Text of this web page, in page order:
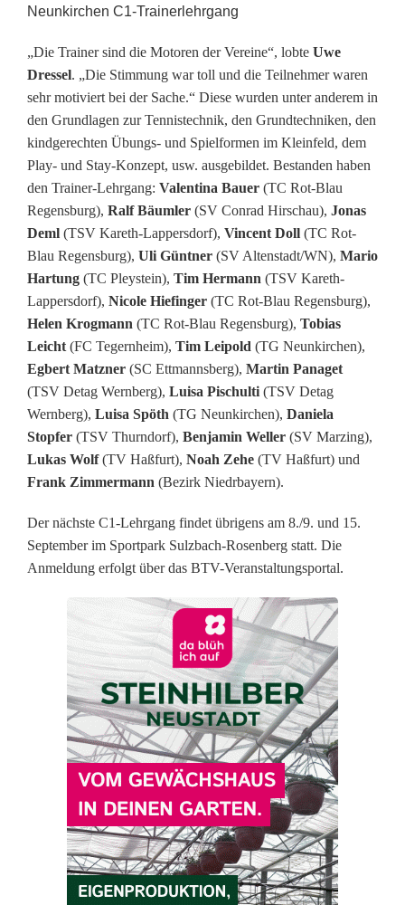
o
t
o
r
e
n
f
ü
r
d
i
e
T
e
n
i
„Die Trainer sind die Motoren der Vereine“, lobte Uwe
Dressel. „Die Stimmung war toll und die Teilnehmer waren
sehr motiviert bei der Sache.“ Diese wurden unter anderem in
den Grundlagen zur Tennistechnik, den Grundtechniken, den
kindgerechten Übungs- und Spielformen im Kleinfeld, dem
Play- und Stay-Konzept, usw. ausgebildet. Bestanden haben
den Trainer-Lehrgang: Valentina Bauer (TC Rot-Blau
Regensburg), Ralf Bäumler (SV Conrad Hirschau), Jonas
Deml (TSV Kareth-Lappersdorf), Vincent Doll (TC Rot-
Blau Regensburg), Uli Güntner (SV Altenstadt/WN), Mario
Hartung (TC Pleystein), Tim Hermann (TSV Kareth-
Lappersdorf), Nicole Hiefinger (TC Rot-Blau Regensburg),
Helen Krogmann (TC Rot-Blau Regensburg), Tobias
Leicht (FC Tegernheim), Tim Leipold (TG Neunkirchen),
Egbert Matzner (SC Ettmannsberg), Martin Panaget
(TSV Detag Wernberg), Luisa Pischulti (TSV Detag
Wernberg), Luisa Spöth (TG Neunkirchen), Daniela
Stopfer (TSV Thurndorf), Benjamin Weller (SV Marzing),
Lukas Wolf(TV Haßfurt), Noah Zehe (TV Haßfurt) und
Frank Zimmermann (Bezirk Niedrbayern).
Der nächste C1-Lehrgang findet übrigens am 8./9. und 15.
September im Sportpark Sulzbach-Rosenberg statt. Die
Anmeldung erfolgt über das BTV-Veranstaltungsportal.